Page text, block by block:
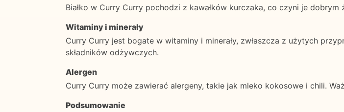
Białko w Curry Curry pochodzi z kawałków kurczaka, co czyni je dobrym
Witaminy i minerały
Curry Curry jest bogate w witaminy i minerały, zwłaszcza z użytych
składników odżywczych.
Alergen
Curry Curry może zawierać alergeny, takie jak mleko kokosowe i chili.
Podsumowanie